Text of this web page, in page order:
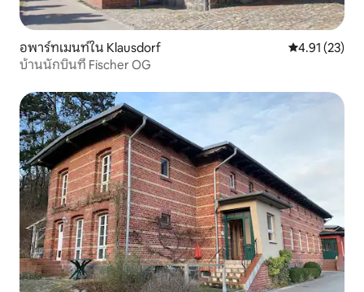
อพาร์ทเมนท์ใน Klausdorf คะแนนเฉลี่ย
4.91 (23)
บ้านนักบินที่ Fischer OG